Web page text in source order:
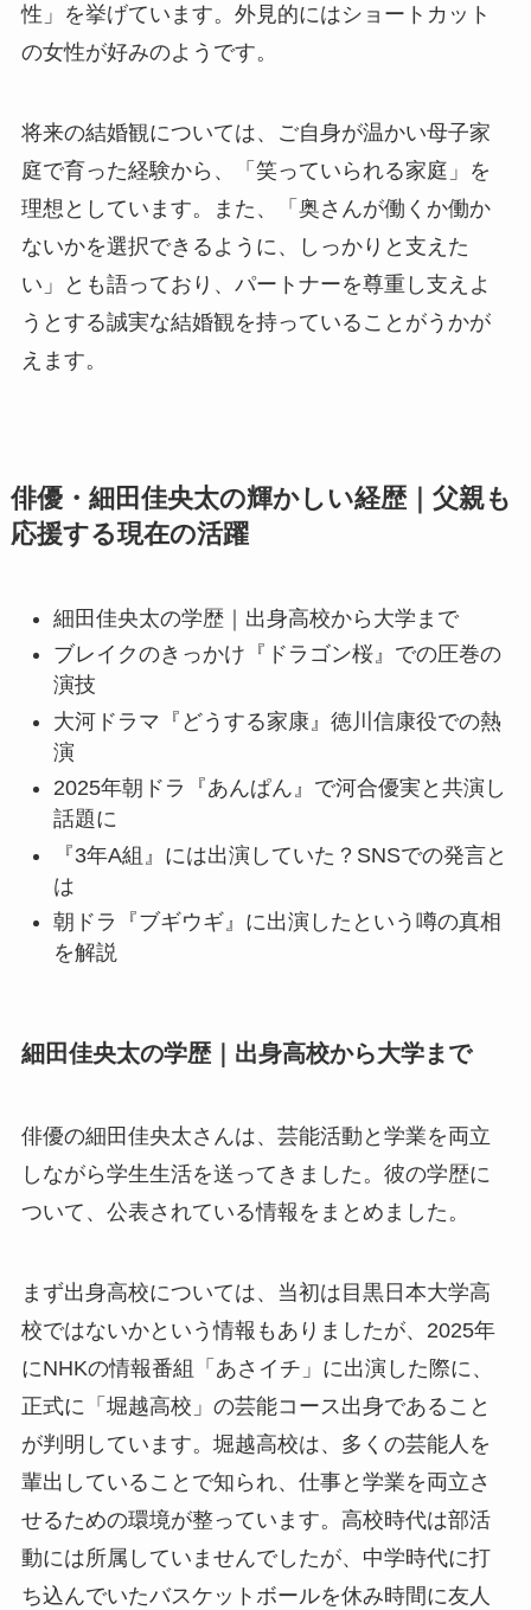
性」を挙げています。外見的にはショートカット
の女性が好みのようです。
将来の結婚観については、ご自身が温かい母子家
庭で育った経験から、「笑っていられる家庭」を
理想としています。また、「奥さんが働くか働か
ないかを選択できるように、しっかりと支えた
い」とも語っており、パートナーを尊重し支えよ
うとする誠実な結婚観を持っていることがうかが
えます。
俳優・細田佳央太の輝かしい経歴｜父親も
応援する現在の活躍
細田佳央太の学歴｜出身高校から大学まで
ブレイクのきっかけ『ドラゴン桜』での圧巻の
演技
大河ドラマ『どうする家康』徳川信康役での熱
演
2025年朝ドラ『あんぱん』で河合優実と共演し
話題に
『3年A組』には出演していた？SNSでの発言と
は
朝ドラ『ブギウギ』に出演したという噂の真相
を解説
細田佳央太の学歴｜出身高校から大学まで
俳優の細田佳央太さんは、芸能活動と学業を両立
しながら学生生活を送ってきました。彼の学歴に
ついて、公表されている情報をまとめました。
まず出身高校については、当初は目黒日本大学高
校ではないかという情報もありましたが、2025年
にNHKの情報番組「あさイチ」に出演した際に、
正式に「堀越高校」の芸能コース出身であること
が判明しています。堀越高校は、多くの芸能人を
輩出していることで知られ、仕事と学業を両立さ
せるための環境が整っています。高校時代は部活
動には所属していませんでしたが、中学時代に打
ち込んでいたバスケットボールを休み時間に友人